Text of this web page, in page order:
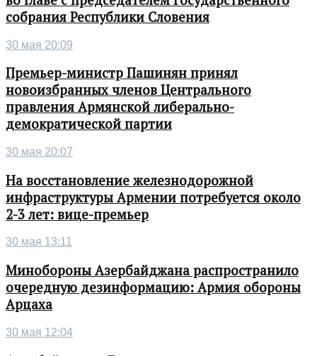
собрания Республики Словения
30 мая 20:09
Премьер-министр Пашинян принял
новоизбранных членов Центрального
правления Армянской либерально-
демократической партии
30 мая 20:07
На восстановление железнодорожной
инфраструктуры Армении потребуется около
2-3 лет: вице-премьер
30 мая 13:11
Минобороны Азербайджана распространило
очередную дезинформацию: Армия обороны
Арцаха
30 мая 12:04